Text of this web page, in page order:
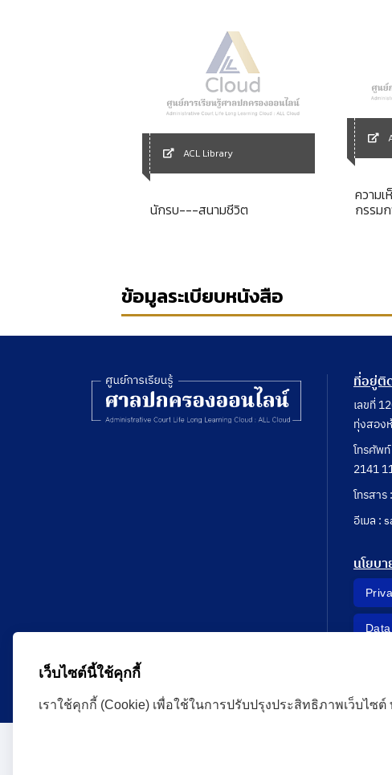
ACL Library
นักรบ---สนามชีวิต
ความ
กรรม
ข้อมูลระเบียบหนังสือ
ที่อยู่ติ
เลขที่
ทุ่งสอง
โทรศัพ
2141
โทรสาร :
อีเมล :
นโยบ
เว็บไซต์นี้ใช้คุกกี้
เราใช้คุกกี้ (Cookie) เพื่อใช้ในการปรับปรุงประสิทธิภาพเว็บไ